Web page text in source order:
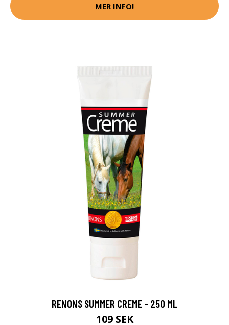
MER INFO!
RENONS SUMMER CREME - 250 ML
109 SEK